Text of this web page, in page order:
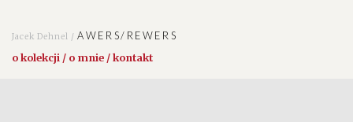
Jacek Dehnel /AWERS/REWERS
o kolekcji / o mnie / kontakt